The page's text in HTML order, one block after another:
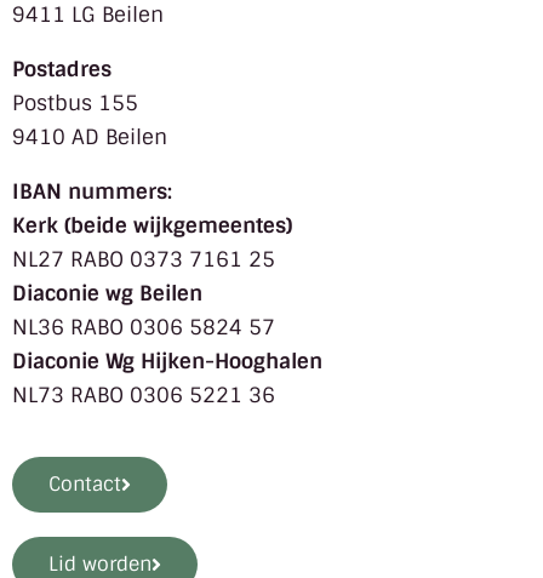
9411 LG Beilen
Postadres
Postbus 155
9410 AD Beilen
IBAN nummers:
Kerk (beide wijkgemeentes)
NL27 RABO 0373 7161 25
Diaconie wg Beilen
NL36 RABO 0306 5824 57
Diaconie Wg Hijken-Hooghalen
NL73 RABO 0306 5221 36
Contact
Lid worden